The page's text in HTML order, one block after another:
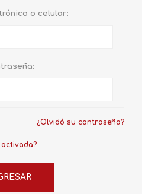
o celular:
¿Olvidó su contraseña?